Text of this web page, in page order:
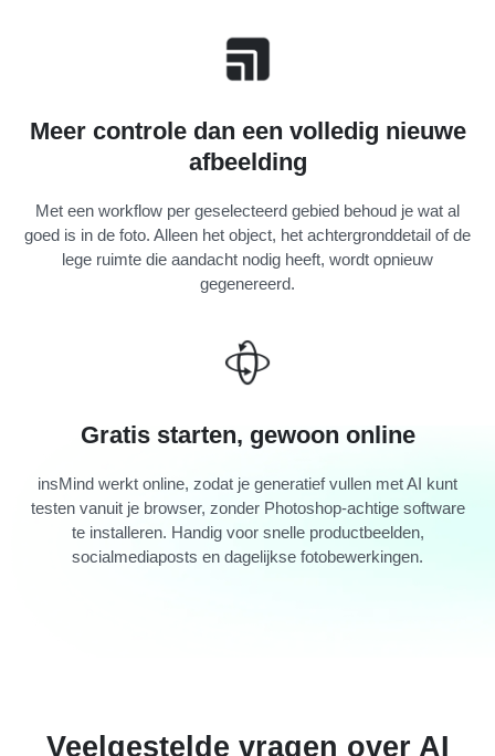
Meer controle dan een volledig nieuwe
afbeelding
Met een workflow per geselecteerd gebied behoud je wat al
goed is in de foto. Alleen het object, het achtergronddetail of de
lege ruimte die aandacht nodig heeft, wordt opnieuw
gegenereerd.
Gratis starten, gewoon online
insMind werkt online, zodat je generatief vullen met AI kunt
testen vanuit je browser, zonder Photoshop-achtige software
te installeren. Handig voor snelle productbeelden,
socialmediaposts en dagelijkse fotobewerkingen.
Veelgestelde vragen over AI